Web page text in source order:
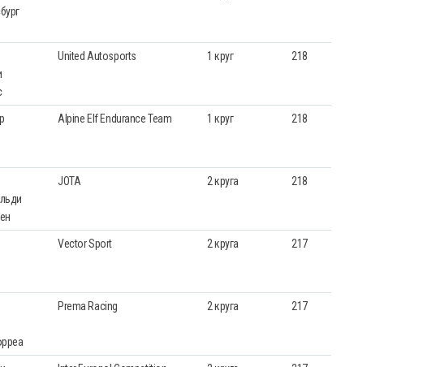
United Autosports 1 круг 218
Alpine Elf Endurance Team 1 круг 218
JOTA 2 круга 218
Vector Sport 2 круга 217
Prema Racing 2 круга 217